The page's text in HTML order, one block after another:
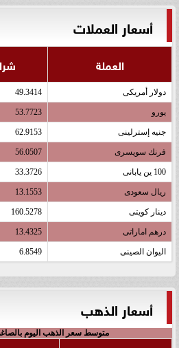
أسعار العملات
العملة
دولار أمريكى 49.3414
يورو 53.7723
جنيه إسترلينى 62.9153
فرنك سويسرى 56.0507
100 ين يابانى 33.3726
ريال سعودى 13.1553
دينار كويتى 160.5278
درهم اماراتى 13.4325
اليوان الصينى 6.8549
أسعار الذهب
متوسط سعر الذهب اليوم